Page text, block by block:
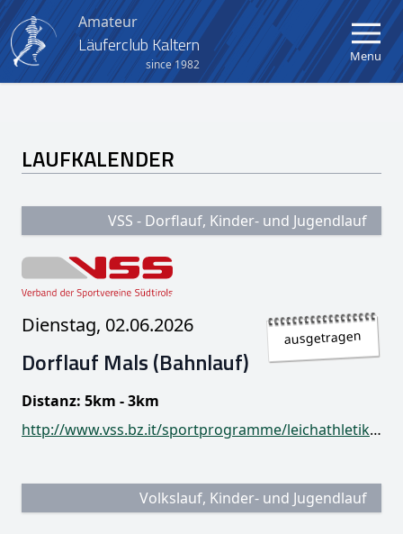
Amateur
Läuferclub Kaltern
since 1982
Menu
Verein
Aktuelles
Kalender
Berglauf Kaltern-Mendel
Crosslauf Kaltern
Kinder- und Jugendlauf
LAUFKALENDER
VSS - Dorflauf, Kinder- und Jugendlauf
ausgetragen
Dienstag, 02.06.2026
Dorflauf Mals (Bahnlauf)
Distanz: 5km - 3km
http://www.vss.bz.it/sportprogramme/leichathletik/terminkalender/
Volkslauf, Kinder- und Jugendlauf